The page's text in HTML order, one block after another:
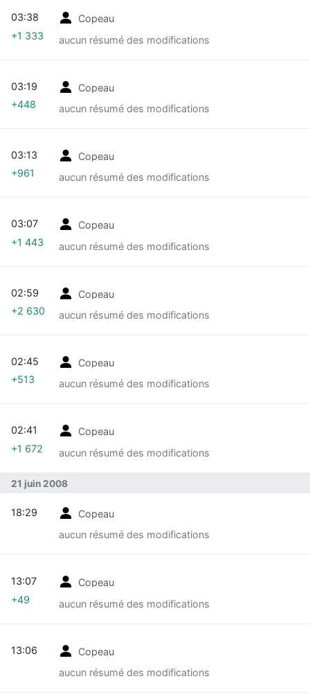
Copeau
aucun résumé des modifications
03:38
+1 333
Copeau
aucun résumé des modifications
03:19
+448
Copeau
aucun résumé des modifications
03:13
+961
Copeau
aucun résumé des modifications
03:07
+1 443
Copeau
aucun résumé des modifications
02:59
+2 630
Copeau
aucun résumé des modifications
02:45
+513
Copeau
aucun résumé des modifications
02:41
+1 672
21 juin 2008
Copeau
aucun résumé des modifications
18:29
Copeau
aucun résumé des modifications
13:07
+49
Copeau
aucun résumé des modifications
13:06